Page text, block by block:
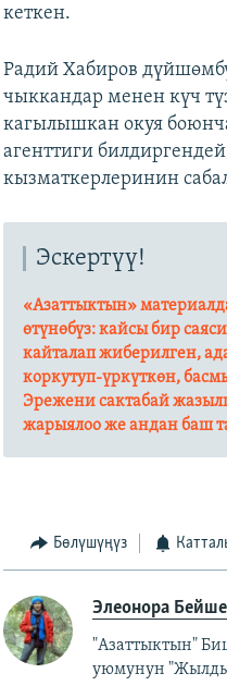
кеткен.
Радий Хабиров
чыккандар менен күч
кагылышкан окуя
агенттиги
кызматкерлеринин
Эскертүү!
«Азаттыктын»
өтүнөбүз: кайсы бир
кайталап жиберилген,
коркутуп-үркүткөн,
Эрежени сактабай
жарыялоо же андан баш
Бөлүшүңүз
Элеонора
"Азаттыктын"
уюмунун